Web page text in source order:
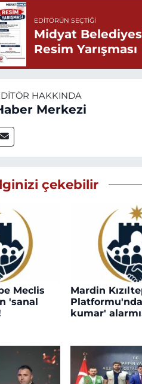
EDITÖRÜN SEÇTIĞI
Midyat
Resim Yarışması
HAKKINDA
Merkezi
çekebilir
Meclis
'sanal
Mardin
kumar'